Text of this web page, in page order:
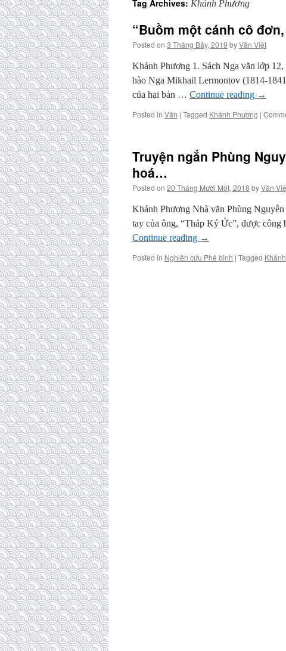
Tag Archives: Khánh Phương
“Buồm một cánh cô
Posted on 3 Tháng Bảy, 2019 byVăn Việt
Khánh Phương 1. Sách Nga văn lớp
hào Nga Mikhail Lermontov (1814-
của hai bản … Continue reading →
Posted in Văn | Tagged Khánh Phương |
Truyện ngắn Phùng
hoá…
Posted on 20 Tháng Mười Một, 2018 byVăn
Khánh Phương Nhà văn Phùng
tay của ông, “Tháp Ký Ức”, được
Continue reading →
Posted in Nghiên cứu Phê bình | Tagged